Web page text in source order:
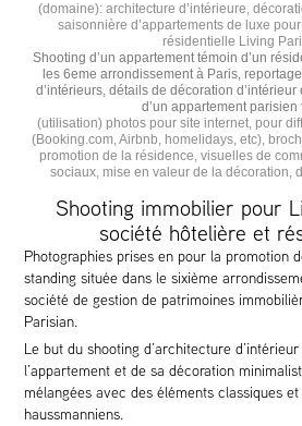
(domaine): architecture d’intérieure,
saisonnière d’appartements de luxe
résidentielle Living
Shooting d’un appartement témoin d’un
les 6eme arrondissement à Paris,
d’intérieurs, détails de décoration
d’un appartement parisien
(utilisation) photos pour site internet, pour
(Booking.com, Airbnb, homelidays, etc),
promotion de la résidence, visuelles de
sociaux, mise en valeur de la décoration,
Shooting immobilier pour
société hôtelière et
Photographies prises en pour la promotion
standing située dans le sixième
société de gestion de patrimoines
Parisian.
Le but du shooting d’architecture
l’appartement et de sa décoration
mélangées avec des éléments classiques
haussmanniens.